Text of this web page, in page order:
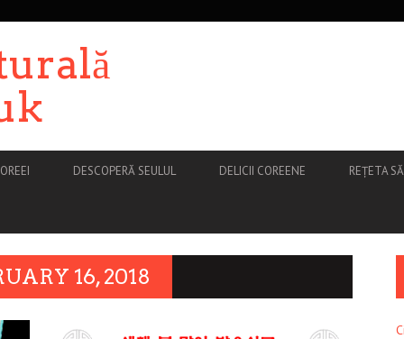
DESCOPERĂ SEULUL DELICII COREENE REȚETA
16, 2018